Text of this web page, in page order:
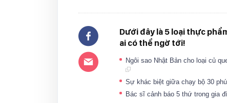
Dưới đây là 5 loại thực
ai có thể ngờ tới!
Ngôi sao Nhật Bản cho loại củ
Sự khác biệt giữa chạy bộ 30
Bác sĩ cảnh báo 5 thứ trong gia